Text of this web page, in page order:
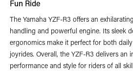
Fun Ride
The Yamaha YZF-R3 offers an
handling and powerful engine. Its sleek
ergonomics make it perfect for both
joyrides. Overall, the YZF-R3 delivers an
performance and style for riders of all